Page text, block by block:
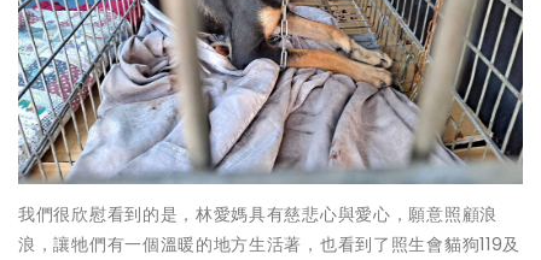
我們很欣慰看到的是，林愛媽具有慈悲心與愛心，願意照顧浪
浪，讓牠們有一個溫暖的地方生活著，也看到了照生會貓狗119及